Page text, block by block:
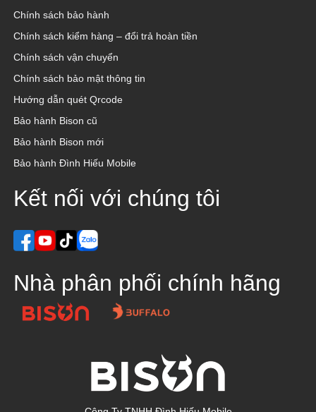
Chính sách bảo hành
Chính sách kiểm hàng – đổi trả hoàn tiền
Chính sách vận chuyển
Chính sách bảo mật thông tin
Hướng dẫn quét Qrcode
Bảo hành Bison cũ
Bảo hành Bison mới
Bảo hành Đình Hiếu Mobile
Kết nối với chúng tôi
Nhà phân phối chính hãng